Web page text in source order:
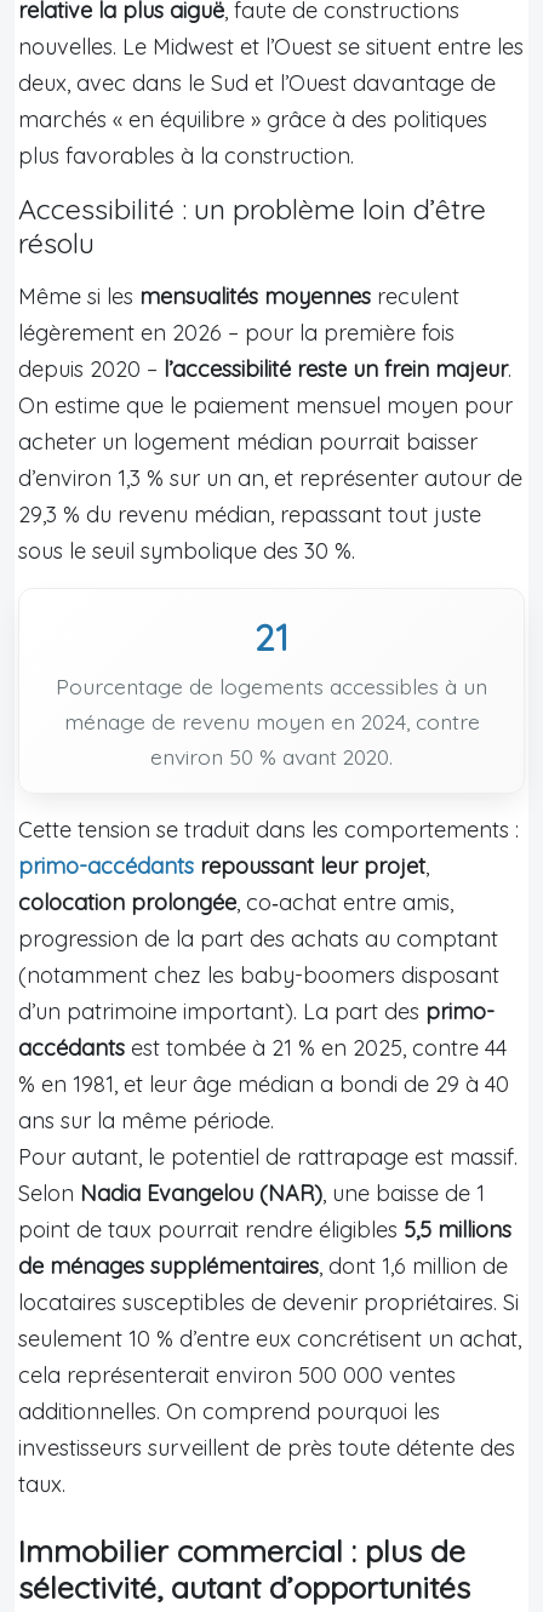
relative la plus aiguë, faute de constructions
nouvelles. Le Midwest et l’Ouest se situent entre les
deux, avec dans le Sud et l’Ouest davantage de
marchés « en équilibre » grâce à des politiques
plus favorables à la construction.
Accessibilité : un problème loin d’être
résolu
Même si les mensualités moyennes reculent
légèrement en 2026 – pour la première fois
depuis 2020 – l’accessibilité reste un frein majeur.
On estime que le paiement mensuel moyen pour
acheter un logement médian pourrait baisser
d’environ 1,3 % sur un an, et représenter autour de
29,3 % du revenu médian, repassant tout juste
sous le seuil symbolique des 30 %.
21
Pourcentage de logements accessibles à un
ménage de revenu moyen en 2024, contre
environ 50 % avant 2020.
Cette tension se traduit dans les comportements :
primo-accédants repoussant leur projet,
colocation prolongée, co‑achat entre amis,
progression de la part des achats au comptant
(notamment chez les baby-boomers disposant
d’un patrimoine important). La part des primo-
accédants est tombée à 21 % en 2025, contre 44
% en 1981, et leur âge médian a bondi de 29 à 40
ans sur la même période.
Pour autant, le potentiel de rattrapage est massif.
Selon Nadia Evangelou (NAR), une baisse de 1
point de taux pourrait rendre éligibles 5,5 millions
de ménages supplémentaires, dont 1,6 million de
locataires susceptibles de devenir propriétaires. Si
seulement 10 % d’entre eux concrétisent un achat,
cela représenterait environ 500 000 ventes
additionnelles. On comprend pourquoi les
investisseurs surveillent de près toute détente des
taux.
Immobilier commercial : plus de
sélectivité, autant d’opportunités